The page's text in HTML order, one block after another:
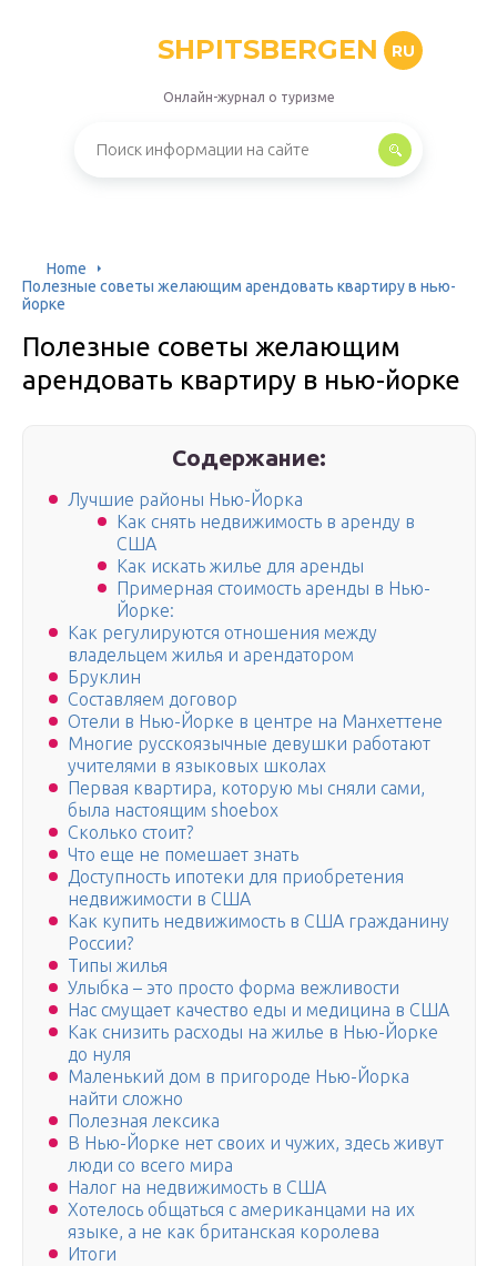
SHPITSBERGEN RU
Онлайн-журнал о туризме
Home
Полезные советы желающим арендовать квартиру в нью-
йорке
Полезные советы желающим
арендовать квартиру в нью-йорке
Содержание:
Лучшие районы Нью-Йорка
Как снять недвижимость в аренду в
США
Как искать жилье для аренды
Примерная стоимость аренды в Нью-
Йорке:
Как регулируются отношения между
владельцем жилья и арендатором
Бруклин
Составляем договор
Отели в Нью-Йорке в центре на Манхеттене
Многие русскоязычные девушки работают
учителями в языковых школах
Первая квартира, которую мы сняли сами,
была настоящим shoebox
Сколько стоит?
Что еще не помешает знать
Доступность ипотеки для приобретения
недвижимости в США
Как купить недвижимость в США гражданину
России?
Типы жилья
Улыбка – это просто форма вежливости
Нас смущает качество еды и медицина в США
Как снизить расходы на жилье в Нью-Йорке
до нуля
Маленький дом в пригороде Нью-Йорка
найти сложно
Полезная лексика
В Нью-Йорке нет своих и чужих, здесь живут
люди со всего мира
Налог на недвижимость в США
Хотелось общаться с американцами на их
языке, а не как британская королева
Итоги